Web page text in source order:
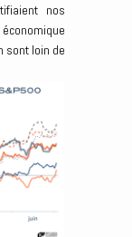
nos
sont loin de